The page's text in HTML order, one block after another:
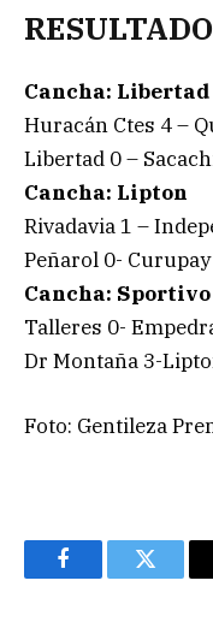
Cancha: Libertad
Huracán Ctes 4 –
Libertad 0 –
Cancha: Lipton
Rivadavia 1 –
Peñarol 0-
Cancha:
Talleres 0-
Dr Montaña 3-
Foto: Gentileza
FacebookTwitter